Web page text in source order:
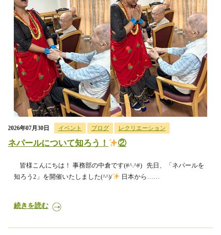
2026年07月30日 イベント ブログ レクリエーション
ネパールについて知ろう！ ②
皆様こんにちは！ 事務部の中倉です(#^.^#) 先日、「ネパールを
知ろう2」を開催いたしました(^^)/
日本から……
続きを読む